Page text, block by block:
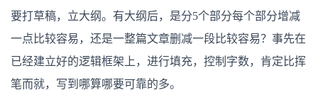
要打草稿，立大纲。有大纲后，是分5个部分每个部分增减
一点比较容易，还是一整篇文章删减一段比较容易？事先在
已经建立好的逻辑框架上，进行填充，控制字数，肯定比挥
笔而就，写到哪算哪要可靠的多。